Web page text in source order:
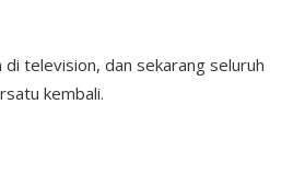
di television, dan sekarang seluruh
kembali.